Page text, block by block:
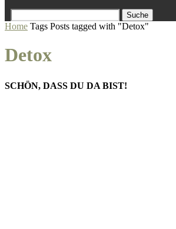
Suche
Home Tags Posts tagged with "Detox"
Detox
SCHÖN, DASS DU DA BIST!